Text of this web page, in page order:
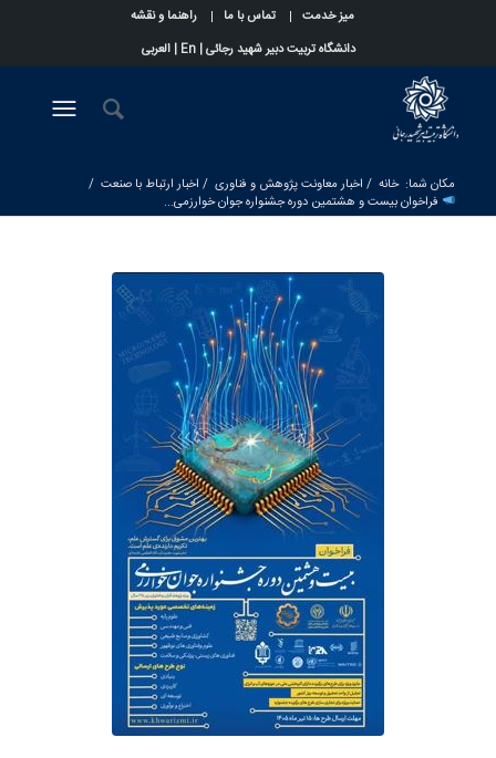
میز خدمت تماس با ما
راهنما و نقشه
دانشگاه تربیت دبیر شهید رجائی |En
|العربی
مکان شما: خانه / اخبار معاونت پژوهش و فناوری / اخبار ارتباط با صنعت /
فراخوان بیست و هشتمین دوره جشنواره جوان خوارزمی...